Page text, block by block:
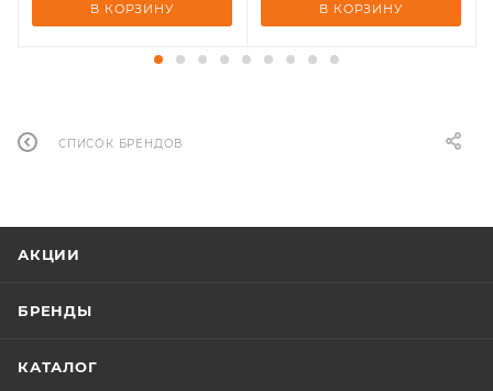
В КОРЗИНУ В КОРЗИНУ
СПИСОК БРЕНДОВ
АКЦИИ
БРЕНДЫ
КАТАЛОГ